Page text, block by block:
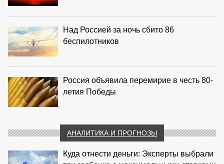
Над Россией за ночь сбито 86
беспилотников
Россия объявила перемирие в честь 80-
летия Победы
АНАЛИТИКА И ПРОГНОЗЫ
Куда отнести деньги: Эксперты выбрали